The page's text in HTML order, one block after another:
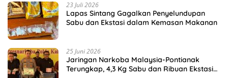
23 Juli 2026
Lapas Sintang Gagalkan Penyelundupan
Sabu dan Ekstasi dalam Kemasan Makanan
25 Juni 2026
Jaringan Narkoba Malaysia-Pontianak
Terungkap, 4,3 Kg Sabu dan Ribuan Ekstasi